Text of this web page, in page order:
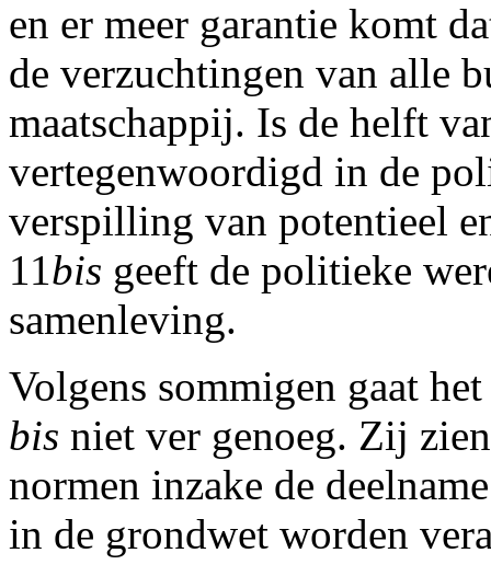
en er meer garantie komt
de verzuchtingen van alle
maatschappij. Is de helft
vertegenwoordigd in de
verspilling van potentieel
11bis geeft de politieke
samenleving.
Volgens sommigen gaat
bis niet ver genoeg. Zij
normen inzake de
in de grondwet worden